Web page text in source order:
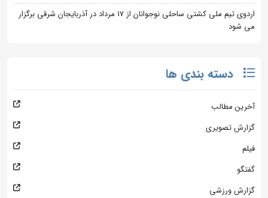
اردوی تیم ملی کشتی ساحلی نوجوانان از 17 مرداد در آذربایجان شرقی برگزار
می شود
دسته بندی ها
آخرین مطالب
گزارش تصویری
فیلم
گفتگو
گزارش ورزشی